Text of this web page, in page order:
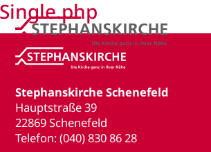
Stephanskirche Schenefeld
Hauptstraße 39
22869 Schenefeld
Telefon: (040) 830 86 28